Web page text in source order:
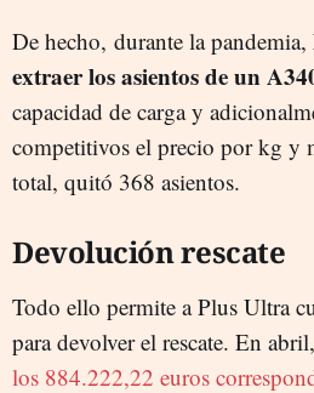
De hecho, durante la pandemia,
extraer los asientos de un
capacidad de carga y
competitivos el precio por kg y
total, quitó 368 asientos.
Devolución rescate
Todo ello permite a Plus Ultra
para devolver el rescate. En abril,
los 884.222,22 euros